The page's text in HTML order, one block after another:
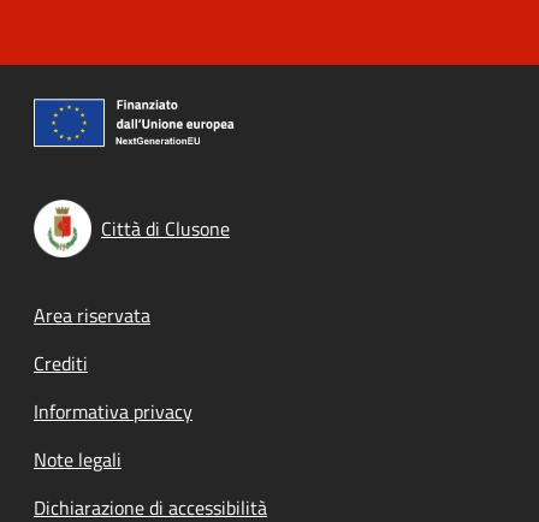
Città di Clusone
Footer menu
Area riservata
Crediti
Informativa privacy
Note legali
Dichiarazione di accessibilità